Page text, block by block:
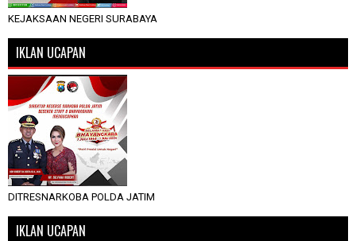
KEJAKSAAN NEGERI SURABAYA
IKLAN UCAPAN
DITRESNARKOBA POLDA JATIM
IKLAN UCAPAN